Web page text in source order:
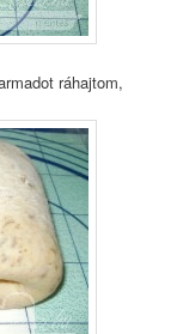
ráhajtom,